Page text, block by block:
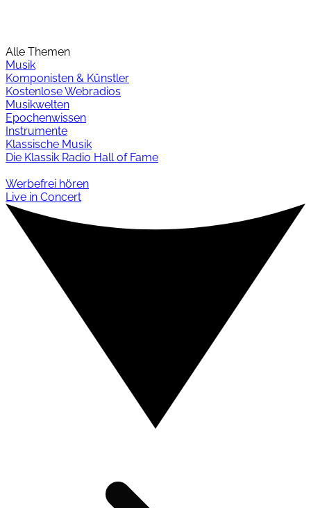
Alle Themen
Musik
Komponisten & Künstler
Kostenlose Webradios
Musikwelten
Epochenwissen
Instrumente
Klassische Musik
Die Klassik Radio Hall of Fame
Werbefrei hören
Live in Concert